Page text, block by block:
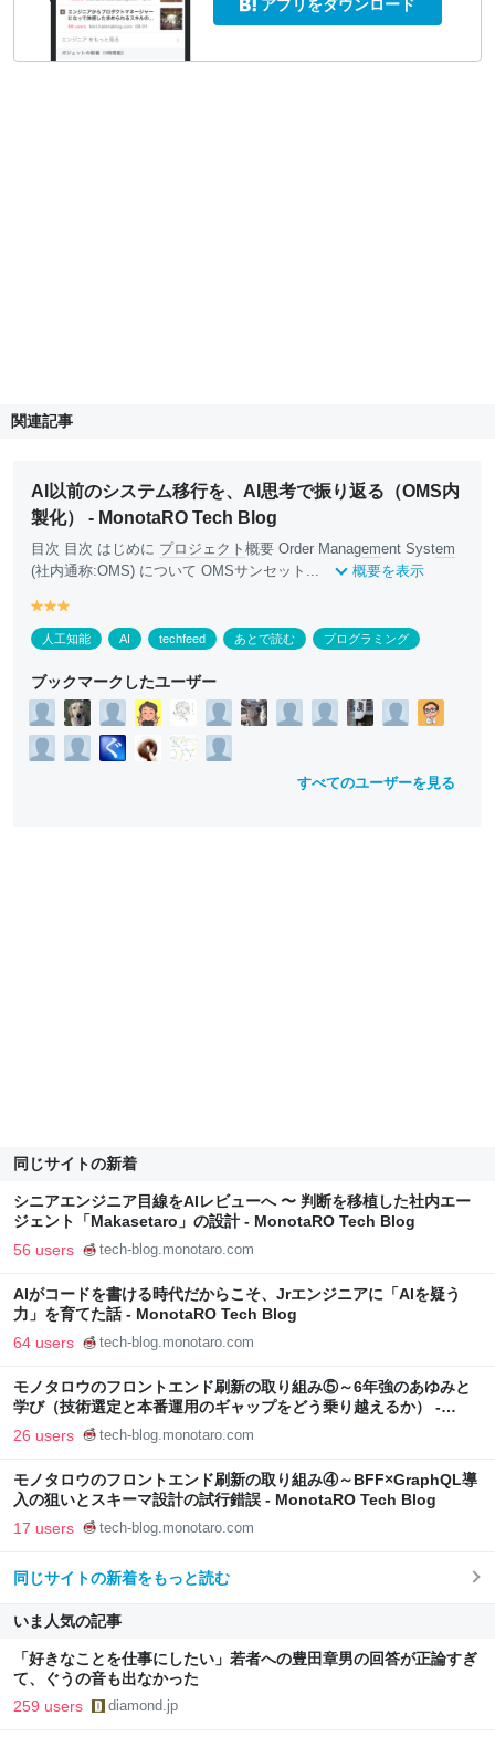
アプリをダウンロード
関連記事
AI以前のシステム移行を、AI思考で振り返る（OMS内
製化） - MonotaRO Tech Blog
目次 目次 はじめに プロジェクト 概要 Order Management System
(社内通称:OMS) について OMSサンセット...
概要を表示
y
e
ll
w
y
e
ll
o
w
e
ll
w
人工知能 AI techfeed あとで読む プログラミング
ブックマークしたユーザー
すべてのユーザーを見る
同じサイトの新着
シニアエンジニア目線をAIレビューへ 〜 判断を移植した社内エー
ジェント「Makasetaro」の設計 - MonotaRO Tech Blog
56 users tech-blog.monotaro.com
AIがコードを書ける時代だからこそ、Jrエンジニアに「AIを疑う
力」を育てた話 - MonotaRO Tech Blog
64 users tech-blog.monotaro.com
モノタロウのフロントエンド刷新の取り組み⑤～6年強のあゆみと
学び（技術選定と本番運用のギャップをどう乗り越えるか） -
MonotaRO Tech Blog
26 users tech-blog.monotaro.com
モノタロウのフロントエンド刷新の取り組み④～BFF×GraphQL導
入の狙いとスキーマ設計の試行錯誤 - MonotaRO Tech Blog
17 users tech-blog.monotaro.com
同じサイトの新着をもっと読む
いま人気の記事
「好きなことを仕事にしたい」若者への豊田章男の回答が正論すぎ
て、ぐうの音も出なかった
259 users diamond.jp